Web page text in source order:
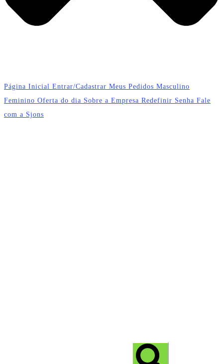
Página Inicial Entrar/Cadastrar Meus Pedidos Masculino
Feminino Oferta do dia Sobre a Empresa Redefinir Senha Fale
com a Sjons